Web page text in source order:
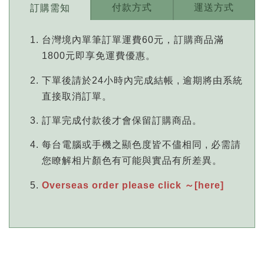
訂購需知
台灣境內單筆訂單運費60元，訂購商品滿
1800元即享免運費優惠。
下單後請於24小時內完成結帳 , 逾期將由系統
直接取消訂單。
訂單完成付款後才會保留訂購商品。
每台電腦或手機之顯色度皆不儘相同 , 必需請
您瞭解相片顏色有可能與實品有所差異。
Overseas order please click ～[here]
付款方式 運送方式